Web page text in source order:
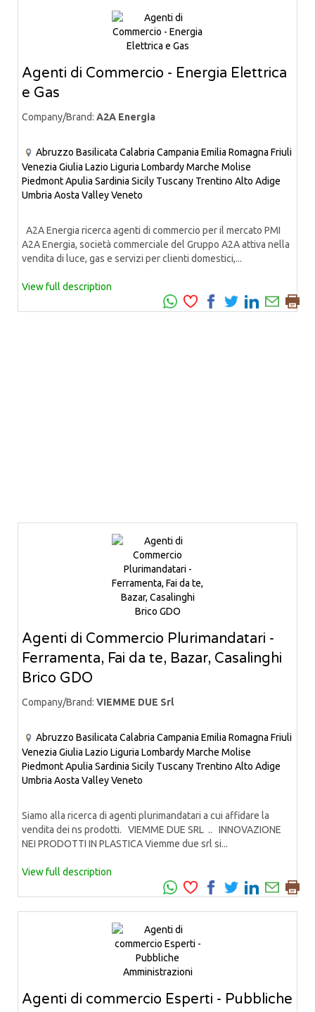
Agenti di Commercio - Energia Elettrica
e Gas
Company/Brand: A2A Energia
Abruzzo Basilicata Calabria Campania Emilia Romagna Friuli
Venezia Giulia Lazio Liguria LombardyMarche Molise
PiedmontApulia Sardinia Sicily Tuscany Trentino Alto Adige
Umbria Aosta ValleyVeneto
A2A Energia ricerca agenti di commercio per il mercato PMI
A2A Energia, società commerciale del Gruppo A2A attiva nella
vendita di luce, gas e servizi per clienti domestici,...
View full description
Agenti di Commercio Plurimandatari -
Ferramenta, Fai da te, Bazar, Casalinghi
Brico GDO
Company/Brand: VIEMME DUE Srl
Abruzzo Basilicata Calabria Campania Emilia Romagna Friuli
Venezia Giulia Lazio Liguria LombardyMarche Molise
PiedmontApulia Sardinia Sicily Tuscany Trentino Alto Adige
Umbria Aosta ValleyVeneto
Siamo alla ricerca di agenti plurimandatari a cui affidare la
vendita dei ns prodotti. VIEMME DUE SRL .. INNOVAZIONE
NEI PRODOTTI IN PLASTICA Viemme due srl si...
View full description
Agenti di commercio Esperti - Pubbliche